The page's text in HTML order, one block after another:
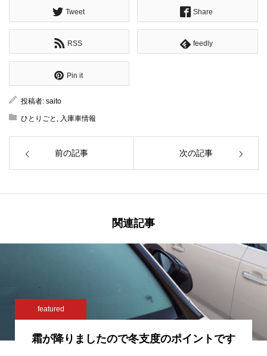
Tweet Share
RSS feedly
Pin it
投稿者: saito
ひとりごと 入庫車情報
前の記事 次の記事
関連記事
featured
霜が降りましたので冬支度のポイントです